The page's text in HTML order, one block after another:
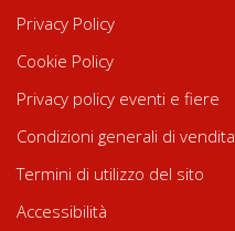
Privacy Policy
Cookie Policy
Privacy policy eventi e fiere
Condizioni generali di vendita
Termini di utilizzo del sito
Accessibilità